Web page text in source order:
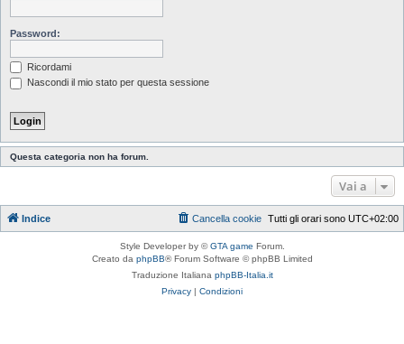
Password:
Ricordami
Nascondi il mio stato per questa sessione
Questa categoria non ha forum.
Vai a
Indice Tutti gli orari sono UTC+02:00
Cancella cookie
Style Developer by ©GTA game Forum.
Creato da phpBB® Forum Software © phpBB Limited
Traduzione Italiana phpBB-Italia.it
Privacy | Condizioni